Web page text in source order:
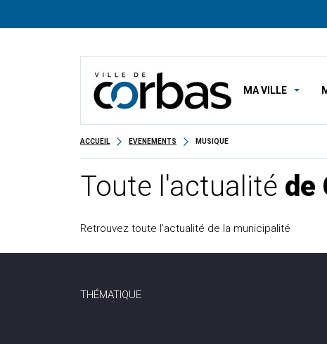
MA VILLE
ACCUEIL EVENEMENTS MUSIQUE
Toute l'actualité de
Retrouvez toute l’actualité de la municipalité
THÉMATIQUE